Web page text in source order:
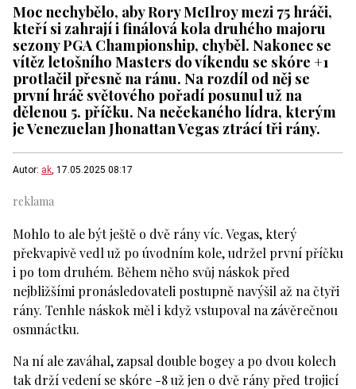
Moc nechybělo, aby Rory McIlroy mezi 75 hráči,
kteří si zahrají i finálová kola druhého majoru
sezony PGA Championship, chyběl. Nakonec se
vítěz letošního Masters do víkendu se skóre +1
protlačil přesně na ránu. Na rozdíl od něj se
první hráč světového pořadí posunul už na
dělenou 5. příčku. Na nečekaného lídra, kterým
je Venezuelan Jhonattan Vegas ztrácí tři rány.
Autor: ak , 17.05.2025 08:17
Mohlo to ale být ještě o dvě rány víc. Vegas, který
překvapivě vedl už po úvodním kole, udržel první příčku
i po tom druhém. Během něho svůj náskok před
nejbližšími pronásledovateli postupně navýšil až na čtyři
rány. Tenhle náskok měl i když vstupoval na závěrečnou
osmnáctku.
Na ní ale zaváhal, zapsal double bogey a po dvou kolech
tak drží vedení se skóre -8 už jen o dvě rány před trojicí